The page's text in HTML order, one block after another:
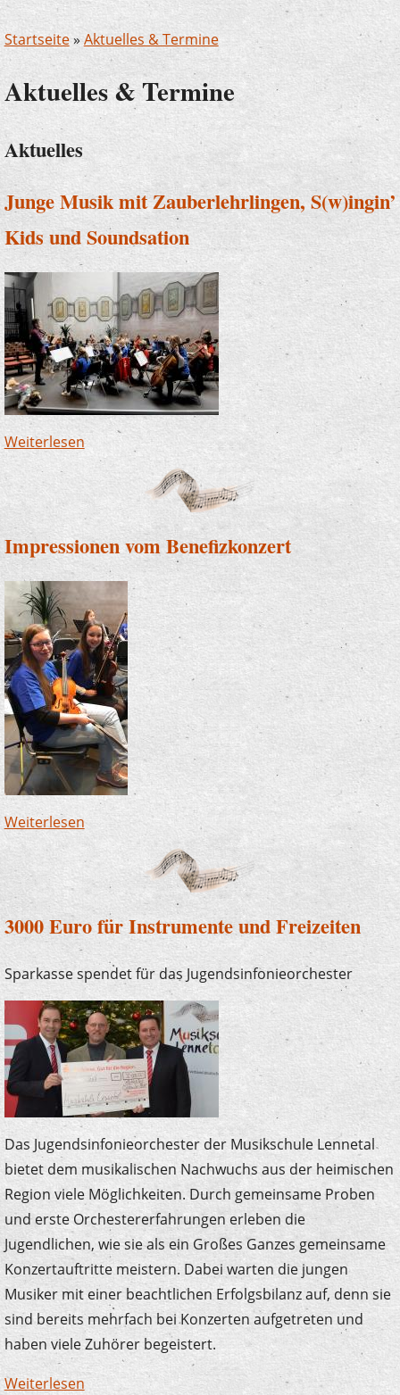
Startseite»Aktuelles & Termine
Aktuelles & Termine
Aktuelles
Junge Musik mit Zauberlehrlingen, S(w)ingin’
Kids und Soundsation
Weiterlesenüber Junge Musik mit Zauberlehrlingen,
S(w)ingin’ Kids und Soundsation
Impressionen vom Benefizkonzert
Weiterlesenüber Impressionen vom Benefizkonzert
3000 Euro für Instrumente und Freizeiten
Sparkasse spendet für das Jugendsinfonieorchester
Das Jugendsinfonieorchester der Musikschule Lennetal
bietet dem musikalischen Nachwuchs aus der heimischen
Region viele Möglichkeiten. Durch gemeinsame Proben
und erste Orchestererfahrungen erleben die
Jugendlichen, wie sie als ein Großes Ganzes gemeinsame
Konzertauftritte meistern. Dabei warten die jungen
Musiker mit einer beachtlichen Erfolgsbilanz auf, denn sie
sind bereits mehrfach bei Konzerten aufgetreten und
haben viele Zuhörer begeistert.
Weiterlesen über 3000 Euro für Instrumente und